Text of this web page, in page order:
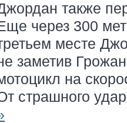
также
через 300
месте
заметив
на
страшного